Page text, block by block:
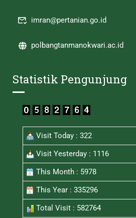
imran@pertanian.go.id
polbangtanmanokwari.ac.id
Statistik Pengunjung
Visit Today : 322
Visit Yesterday : 1116
This Month : 5978
This Year : 335296
Total Visit : 582764